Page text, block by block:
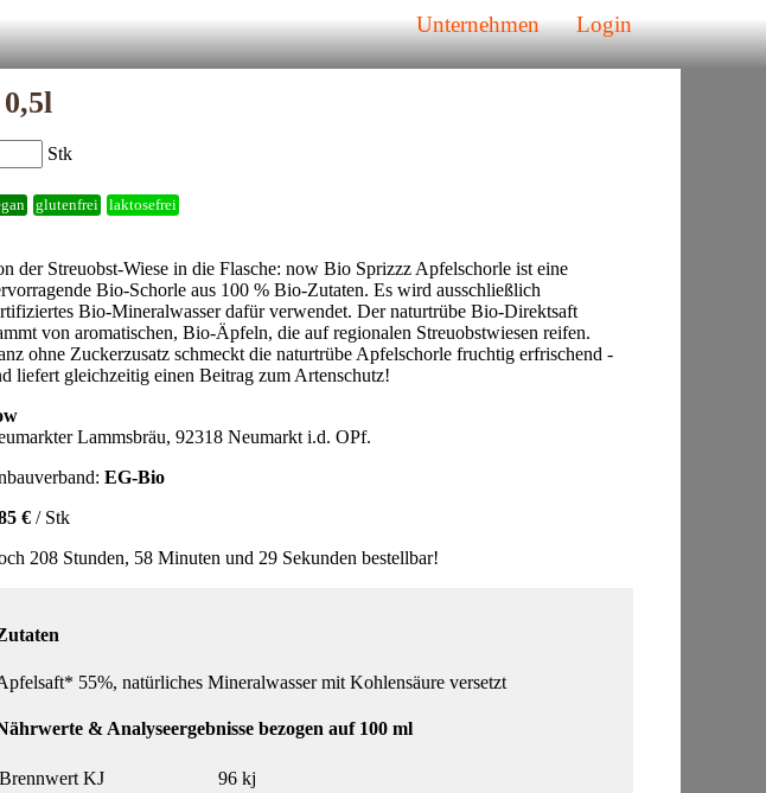
Unternehmen Login
Stk
glutenfrei laktosefrei
der Streuobst-Wiese in die Flasche: now Bio Sprizzz Apfelschorle ist eine
Bio-Schorle aus 100 % Bio-Zutaten. Es wird ausschließlich
Bio-Mineralwasser dafür verwendet. Der naturtrübe Bio-Direktsaft
von aromatischen, Bio-Äpfeln, die auf regionalen Streuobstwiesen reifen.
ohne Zuckerzusatz schmeckt die naturtrübe Apfelschorle fruchtig erfrischend -
liefert gleichzeitig einen Beitrag zum Artenschutz!
Lammsbräu, 92318 Neumarkt i.d. OPf.
EG-Bio
€ / Stk
208 Stunden, 58 Minuten und 29 Sekunden bestellbar!
55%, natürliches Mineralwasser mit Kohlensäure versetzt
& Analyseergebnisse bezogen auf 100 ml
Brennwert KJ
96 kj